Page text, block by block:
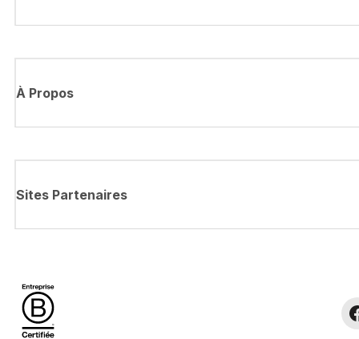
À Propos
Sites Partenaires